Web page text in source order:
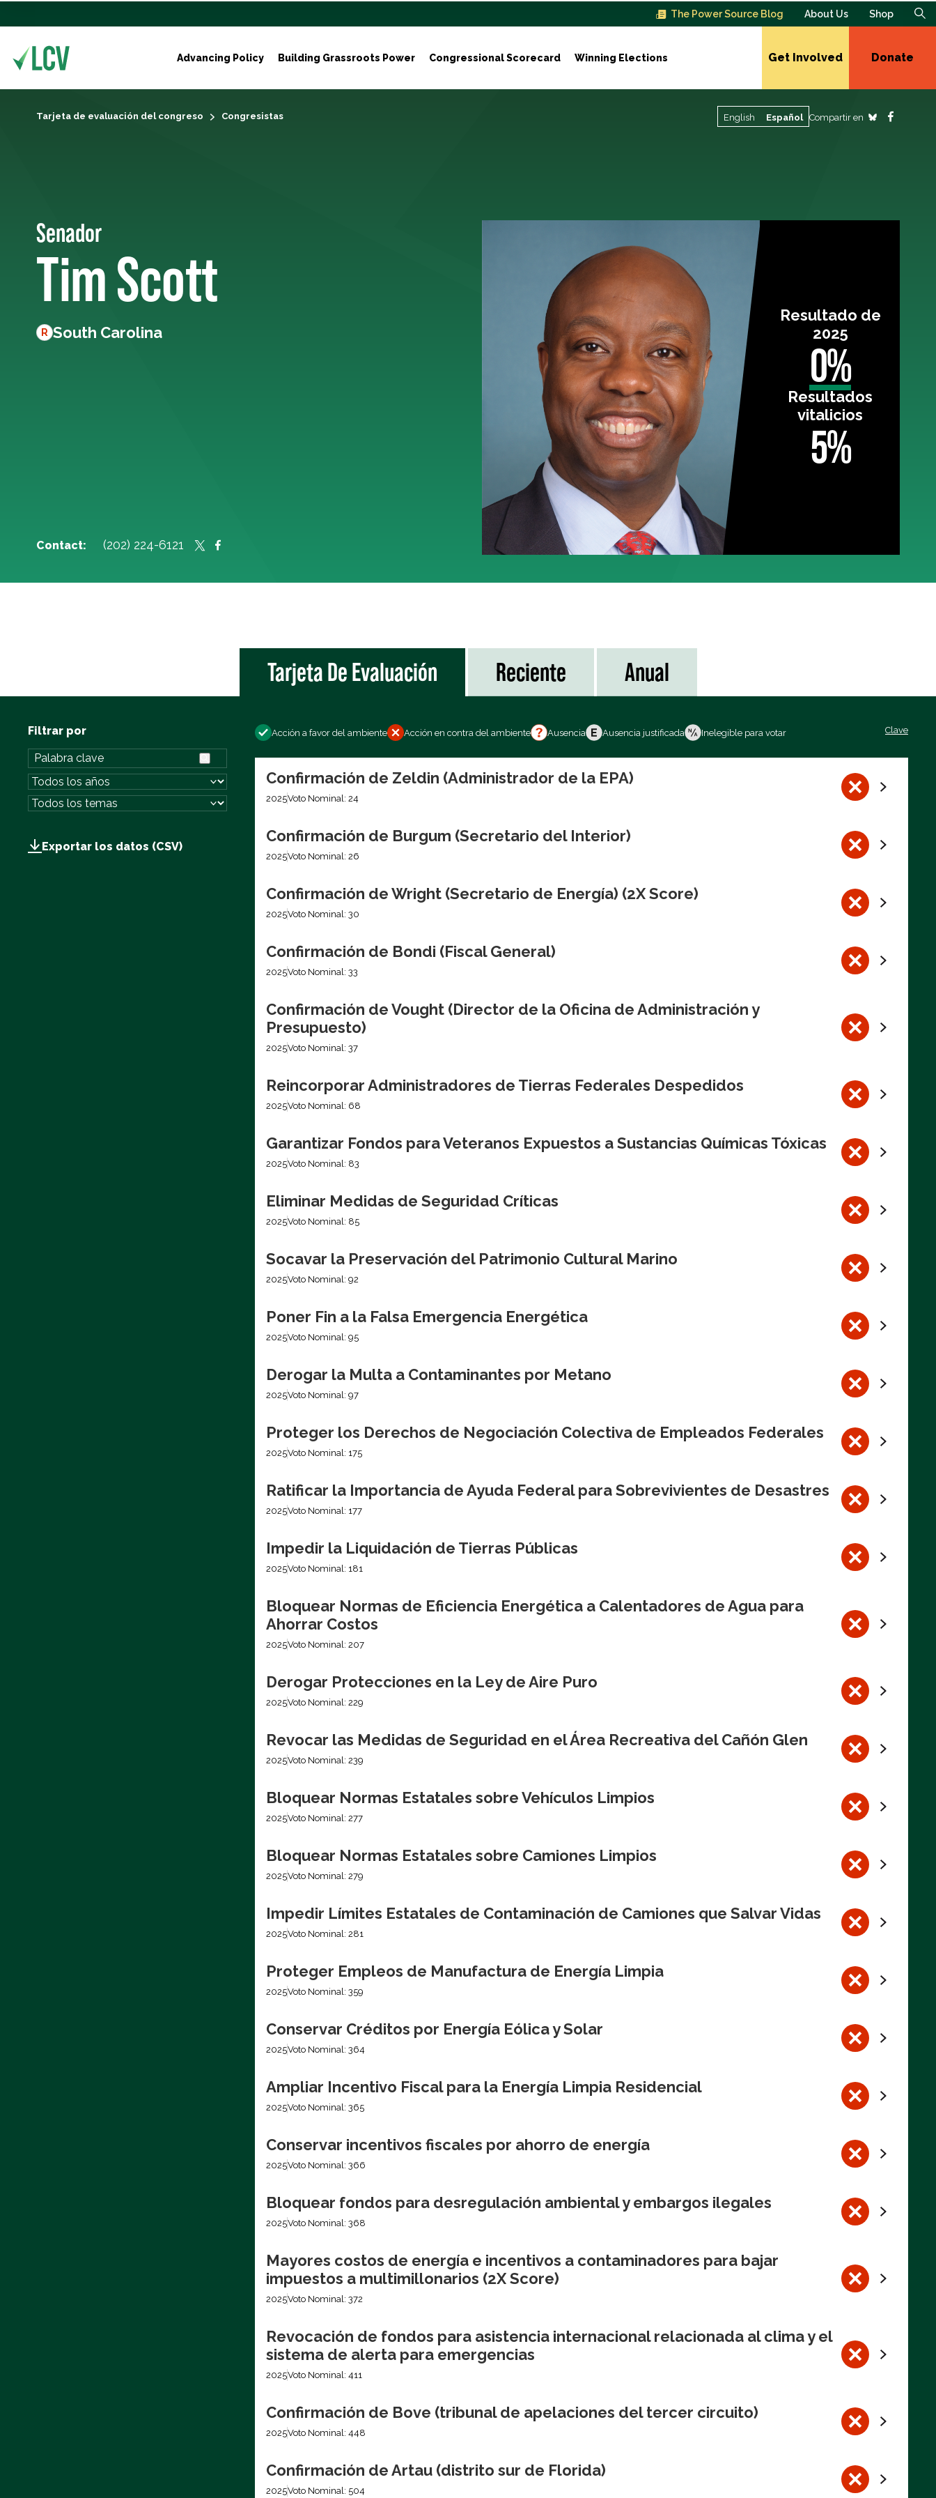
The Power Source Blog About Us Shop
Advancing Policy Building Grassroots Power Congressional Scorecard Winning Elections Get Involved Donate
Tarjeta de evaluación del congreso Congresistas English Español Compartir en
Senador
Tim Scott
R South Carolina
Contact: (202) 224-6121
Resultado de
2025
0%
Resultados
vitalicios
5%
Tarjeta De Evaluación Reciente Anual
Filtrar por
Exportar los datos (CSV)
Acción a favor del ambiente Acción en contra del ambiente Ausencia Ausencia justificada Inelegible para votar Clave
Confirmación de Zeldin (Administrador de la EPA)
2025Voto Nominal: 24
Confirmación de Burgum (Secretario del Interior)
2025Voto Nominal: 26
Confirmación de Wright (Secretario de Energía) (2X Score)
2025Voto Nominal: 30
Confirmación de Bondi (Fiscal General)
2025Voto Nominal: 33
Confirmación de Vought (Director de la Oficina de Administración y
Presupuesto)
2025Voto Nominal: 37
Reincorporar Administradores de Tierras Federales Despedidos
2025Voto Nominal: 68
Garantizar Fondos para Veteranos Expuestos a Sustancias Químicas Tóxicas
2025Voto Nominal: 83
Eliminar Medidas de Seguridad Críticas
2025Voto Nominal: 85
Socavar la Preservación del Patrimonio Cultural Marino
2025Voto Nominal: 92
Poner Fin a la Falsa Emergencia Energética
2025Voto Nominal: 95
Derogar la Multa a Contaminantes por Metano
2025Voto Nominal: 97
Proteger los Derechos de Negociación Colectiva de Empleados Federales
2025Voto Nominal: 175
Ratificar la Importancia de Ayuda Federal para Sobrevivientes de Desastres
2025Voto Nominal: 177
Impedir la Liquidación de Tierras Públicas
2025Voto Nominal: 181
Bloquear Normas de Eficiencia Energética a Calentadores de Agua para
Ahorrar Costos
2025Voto Nominal: 207
Derogar Protecciones en la Ley de Aire Puro
2025Voto Nominal: 229
Revocar las Medidas de Seguridad en el Área Recreativa del Cañón Glen
2025Voto Nominal: 239
Bloquear Normas Estatales sobre Vehículos Limpios
2025Voto Nominal: 277
Bloquear Normas Estatales sobre Camiones Limpios
2025Voto Nominal: 279
Impedir Límites Estatales de Contaminación de Camiones que Salvar Vidas
2025Voto Nominal: 281
Proteger Empleos de Manufactura de Energía Limpia
2025Voto Nominal: 359
Conservar Créditos por Energía Eólica y Solar
2025Voto Nominal: 364
Ampliar Incentivo Fiscal para la Energía Limpia Residencial
2025Voto Nominal: 365
Conservar incentivos fiscales por ahorro de energía
2025Voto Nominal: 366
Bloquear fondos para desregulación ambiental y embargos ilegales
2025Voto Nominal: 368
Mayores costos de energía e incentivos a contaminadores para bajar
impuestos a multimillonarios (2X Score)
2025Voto Nominal: 372
Revocación de fondos para asistencia internacional relacionada al clima y el
sistema de alerta para emergencias
2025Voto Nominal: 411
Confirmación de Bove (tribunal de apelaciones del tercer circuito)
2025Voto Nominal: 448
Confirmación de Artau (distrito sur de Florida)
2025Voto Nominal: 504